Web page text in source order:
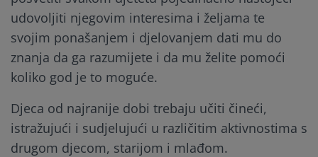
udovoljiti njegovim interesima i željama te
svojim ponašanjem i djelovanjem dati mu do
znanja da ga razumijete i da mu želite pomoći
koliko god je to moguće.
Djeca od najranije dobi trebaju učiti čineći,
istražujući i sudjelujući u različitim aktivnostima s
drugom djecom, starijom i mlađom.